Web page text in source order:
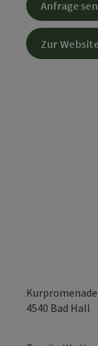
Kurpromenade
4540 Bad Hall
Anfrage
Zur